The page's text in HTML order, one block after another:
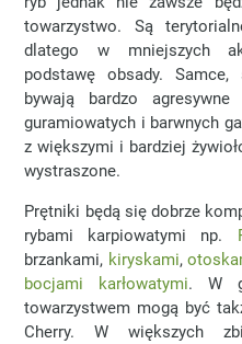
towarzystwo. Są
dlatego w mniejszych
podstawę obsady.
bywają bardzo
guramiowatych i barwnych
z większymi i bardziej
wystraszone.
Prętniki będą się dobrze
rybami karpiowatymi np.
brzankami, kiryskami,
bocjami karłowatymi. W
towarzystwem mogą być
Cherry. W większych